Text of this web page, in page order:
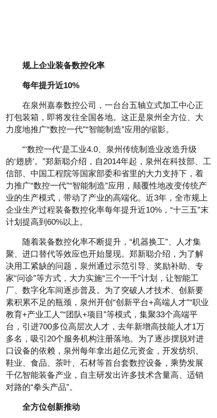
规上企业装备数控化率
每年提升近10%
在泉州嘉泰数控公司，一台台五轴立式加工中心正
打包装箱，即将发往全国各地。这正是泉州全方位、大
力度地推广“数控一代”“智能制造”应用的缩影。
“‘数控一代’是工业4.0、泉州传统制造业改造升级
的‘翅膀’。”郑新聪介绍，自2014年起，泉州在科技部、工
信部、中国工程院等国家部委和省里的大力支持下，着
力推广“数控一代”“智能制造”应用，颠覆性地改变传统产
业的生产模式，带动了产业的高端化。近3年，全市规上
企业生产过程装备数控化率每年提升近10%，“十三五”末
计划提高到60%以上。
随着装备数控化率不断提升，“机器换工”、人才集
聚、进口替代等效应也开始显现。郑新聪介绍，为了解
决用工紧缺的问题，泉州通过示范引导、奖励补助、专
家“问诊”等方式，大力实施“三个一千”计划，让智能工
厂、数字化车间逐步普及。为了突破人才技术、创新要
素积累不足的瓶颈，泉州开创“创新平台+高端人才”“职业
教育+产业工人”“团队+项目”等模式，集聚33个高端平
台，引进700多位高层次人才，去年新增高技能人才1万
多名，吸引20个服务机构注册落地。为了逐步摆脱对进
口设备的依赖，泉州每年拿出超亿元资金，开发纺织、
鞋业、食品、茶叶、石材等首台套数控设备，乘势发展
千亿智能装备产业，自主研发出许多技术含量高、适销
对路的“拳头产品”。
全方位创新推动